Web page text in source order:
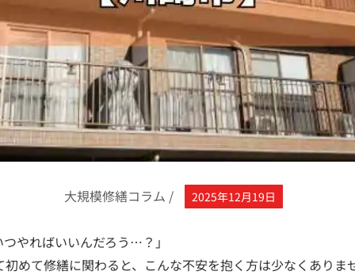
大規模修繕コラム / 2025年12月19日
やればいいんだろう…？」
めて修繕に関わると、こんな不安を抱く方は少なくあり